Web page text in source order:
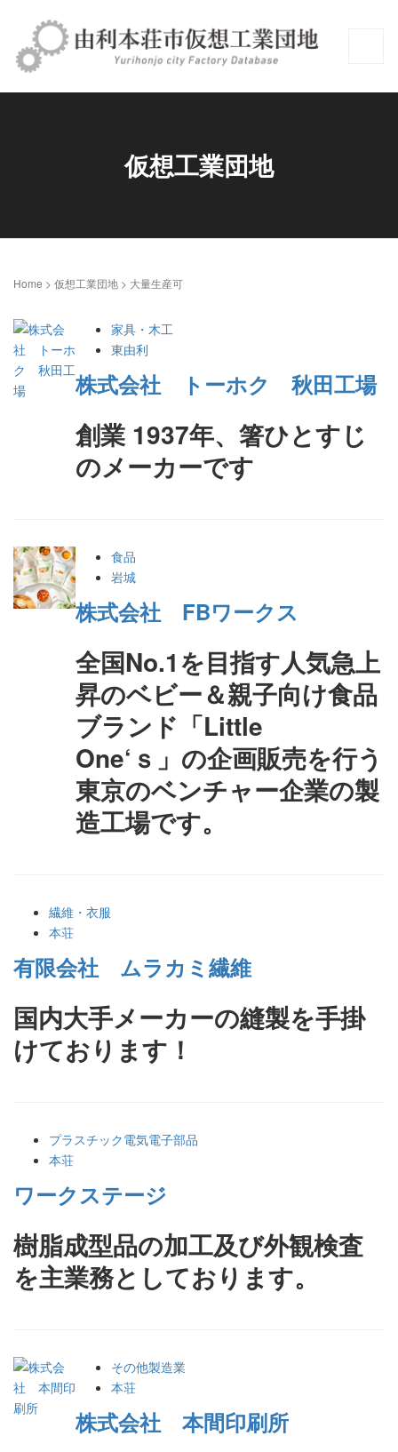
仮想工業団地
Home > 仮想工業団地 > 大量生産可
家具・木工
東由利
株式会社 トーホク 秋田工場
創業 1937年、箸ひとすじ
のメーカーです
食品
岩城
株式会社 FBワークス
全国No.1を目指す人気急上
昇のベビー＆親子向け食品
ブランド「Little
One‘ｓ」の企画販売を行う
東京のベンチャー企業の製
造工場です。
繊維・衣服
本荘
有限会社 ムラカミ繊維
国内大手メーカーの縫製を手掛
けております！
プラスチック電気電子部品
本荘
ワークステージ
樹脂成型品の加工及び外観検査
を主業務としております。
その他製造業
本荘
株式会社 本間印刷所